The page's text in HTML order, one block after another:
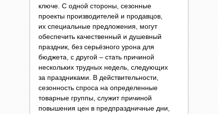
ключе. С одной стороны, сезонные
проекты производителей и продавцов,
их специальные предложения, могут
обеспечить качественный и душевный
праздник, без серьёзного урона для
бюджета, с другой – стать причиной
нескольких трудных недель, следующих
за праздниками. В действительности,
сезонность спроса на определенные
товарные группы, служит причиной
повышения цен в предпраздничные дни,